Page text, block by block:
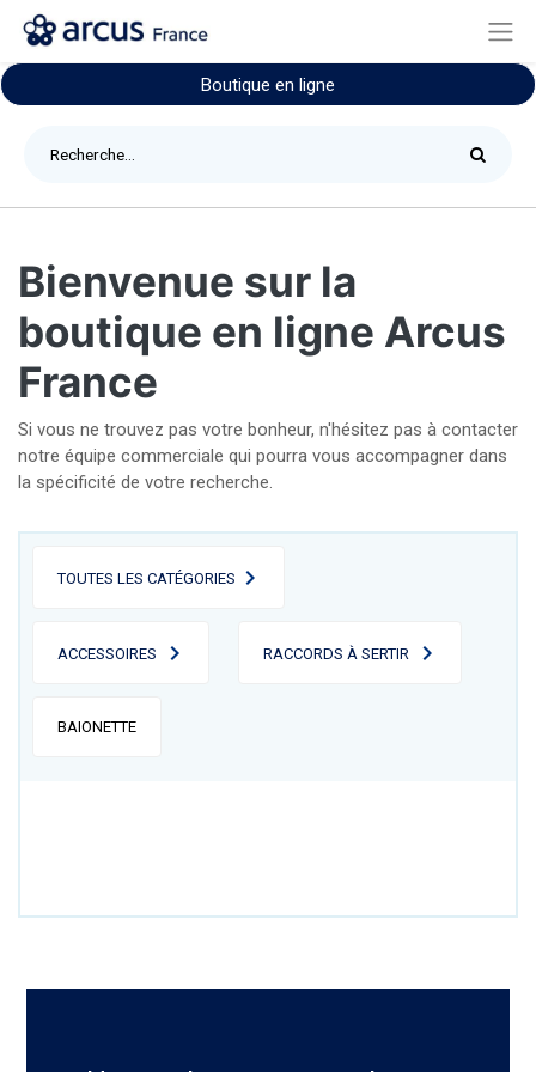
Boutique en ligne
Bienvenue sur la
boutique en ligne Arcus
France
Si vous ne trouvez pas votre bonheur, n'hésitez pas à contacter
notre équipe commerciale qui pourra vous accompagner dans
la spécificité de votre recherche.
TOUTES LES CATÉGORIES
ACCESSOIRES RACCORDS À SERTIR
BAIONETTE